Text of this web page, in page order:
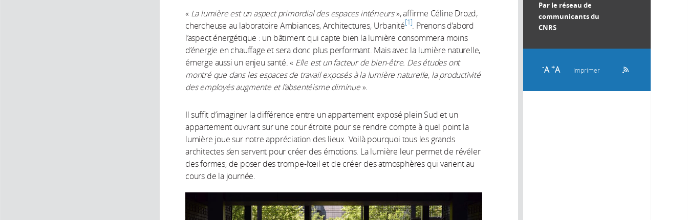
Par le réseau de
communicants du
CNRS
-A +A Imprimer
« La lumière est un aspect primordial des espaces intérieurs», affirme Céline Drozd,
chercheuse au laboratoire Ambiances, Architectures, Urbanité 1 . Prenons d’abord
l’aspect énergétique : un bâtiment qui capte bien la lumière consommera moins
d’énergie en chauffage et sera donc plus performant. Mais avec la lumière naturelle,
émerge aussi un enjeu santé. « Elle est un facteur de bien-être. Des études ont
montré que dans les espaces de travail exposés à la lumière naturelle, la productivité
des employés augmente et l’absentéisme diminue».
Il suffit d’imaginer la différence entre un appartement exposé plein Sud et un
appartement ouvrant sur une cour étroite pour se rendre compte à quel point la
lumière joue sur notre appréciation des lieux. Voilà pourquoi tous les grands
architectes s’en servent pour créer des émotions. La lumière leur permet de révéler
des formes, de poser des trompe-l‘œil et de créer des atmosphères qui varient au
cours de la journée.